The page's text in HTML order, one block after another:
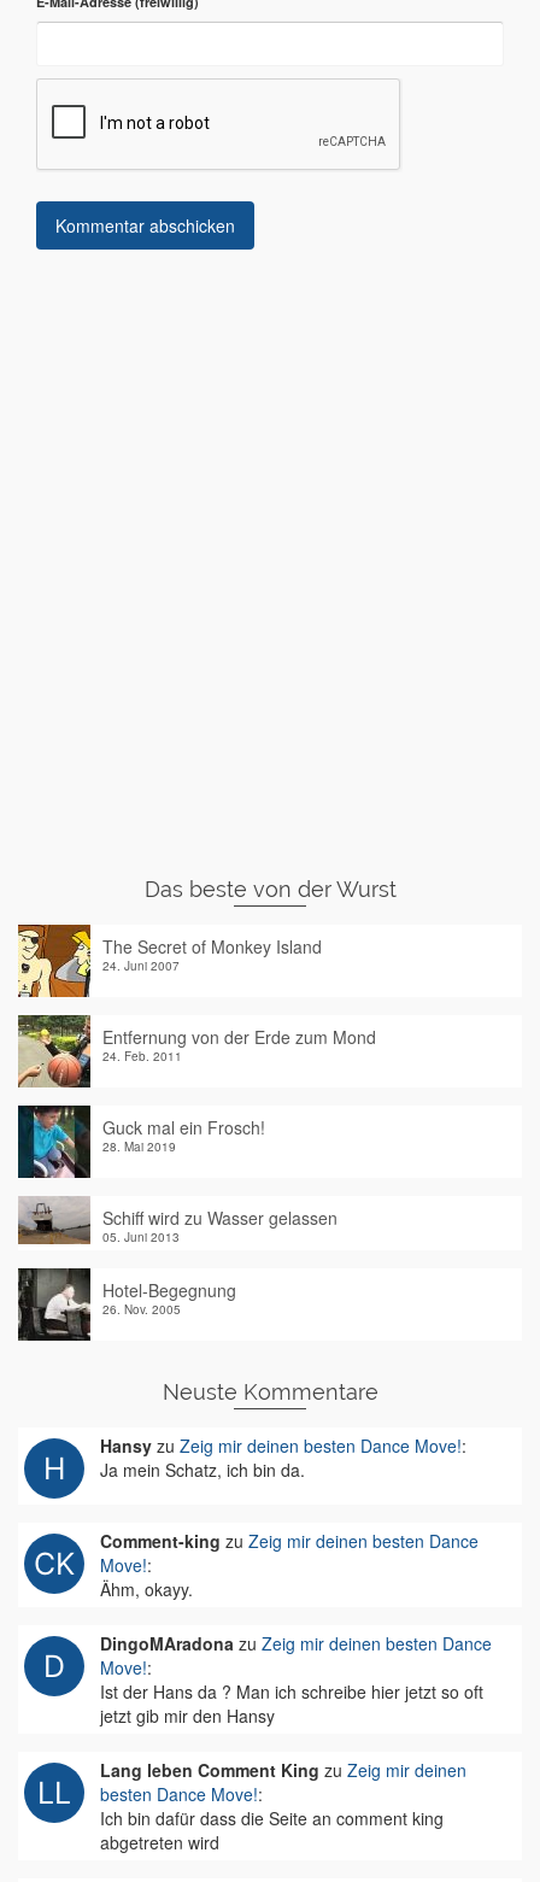
Das beste von der Wurst
The Secret of Monkey Island
24. Juni 2007
Entfernung von der Erde zum Mond
24. Feb. 2011
Guck mal ein Frosch!
28. Mai 2019
Schiff wird zu Wasser gelassen
05. Juni 2013
Hotel-Begegnung
26. Nov. 2005
Neuste Kommentare
Hansy zu Zeig mir deinen besten Dance Move!:
Ja mein Schatz, ich bin da.
Comment-king zu Zeig mir deinen besten Dance
Move!:
Ähm, okayy.
DingoMAradona zu Zeig mir deinen besten Dance
Move!:
Ist der Hans da ? Man ich schreibe hier jetzt so oft
jetzt gib mir den Hansy
Lang leben Comment King zu Zeig mir deinen
besten Dance Move!:
Ich bin dafür dass die Seite an comment king
abgetreten wird